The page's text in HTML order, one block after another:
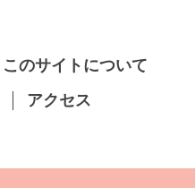
このサイトについて
アクセス